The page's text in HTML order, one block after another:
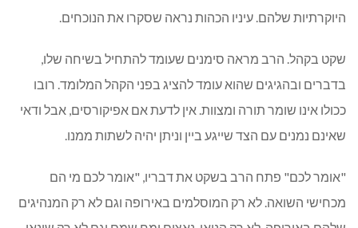
היוקרתיות שלהם. עיניו הכהות נראה שסקרו את הנוכחים.
שקט בקהל. הרב מראה סימנים שעומד להתחיל בשיחה שלו,
בדברים ובהגיגים שהוא עומד להציג בפני הקהל המלומד. רובו
ככולו אינו שומר תורה ומצוות. אין לדעת אם אפיקורסים, אבל ודאי
שאינם נמנים עם הצד שייגע ביין וניתן יהיה לשתות ממנו.
"אומר לכם" פתח הרב בשקט את דבריו, "אומר לכם מי הם
מכחישי השואה. לא רק המוסלמים באירופה וגם לא רק המנהיגים